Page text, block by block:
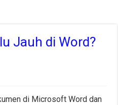
Jauh di Word?
di Microsoft Word dan